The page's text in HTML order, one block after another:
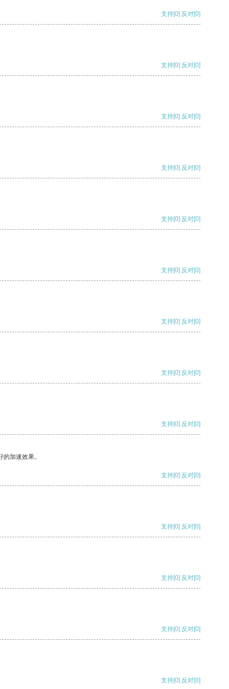
支持[0] 反对[0]
支持[0] 反对[0]
支持[0] 反对[0]
支持[0] 反对[0]
支持[0] 反对[0]
支持[0] 反对[0]
支持[0] 反对[0]
支持[0] 反对[0]
支持[0] 反对[0]
加速效果。
支持[0] 反对[0]
支持[0] 反对[0]
支持[0] 反对[0]
支持[0] 反对[0]
支持[0] 反对[0]